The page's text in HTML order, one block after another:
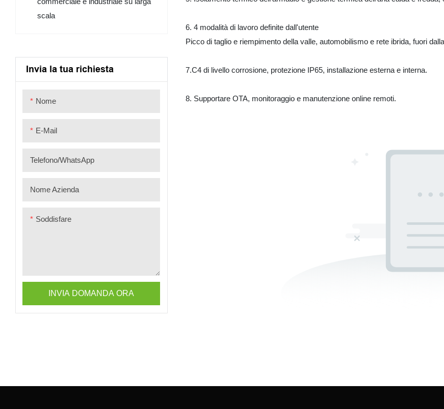
fotovoltaica
Inverter monofase a bassa
tensione+LFPWALL-5K-10K
energia ad alta tensione
MESS1
MESS1
scala
Invia la tua richiesta
Nome
E-Mail
Telefono/WhatsApp
Nome Azienda
Soddisfare
INVIA DOMANDA ORA
6. 4 modalità di lavoro definite dall'utente
Picco di taglio e riempimento della valle, automobilismo e rete ibrida, fuori
7.C4 di livello corrosione, protezione IP65, installazione esterna e interna.
8. Supportare OTA, monitoraggio e manutenzione online remoti.